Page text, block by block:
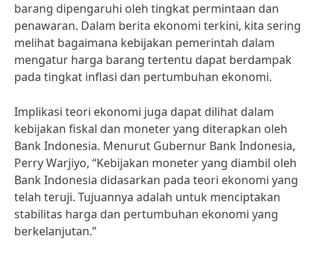
barang dipengaruhi oleh tingkat permintaan dan
penawaran. Dalam berita ekonomi terkini, kita sering
melihat bagaimana kebijakan pemerintah dalam
mengatur harga barang tertentu dapat berdampak
pada tingkat inflasi dan pertumbuhan ekonomi.
Implikasi teori ekonomi juga dapat dilihat dalam
kebijakan fiskal dan moneter yang diterapkan oleh
Bank Indonesia. Menurut Gubernur Bank Indonesia,
Perry Warjiyo, “Kebijakan moneter yang diambil oleh
Bank Indonesia didasarkan pada teori ekonomi yang
telah teruji. Tujuannya adalah untuk menciptakan
stabilitas harga dan pertumbuhan ekonomi yang
berkelanjutan.”